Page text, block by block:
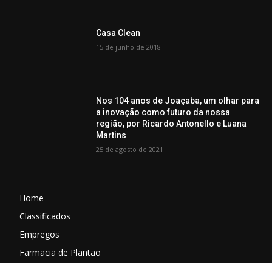
Casa Clean
15 de junho de 2018
Nos 104 anos de Joaçaba, um olhar para
a inovação como futuro da nossa
região, por Ricardo Antonello e Luana
Martins
25 de agosto de 2021
Home
Classificados
Empregos
Farmacia de Plantão